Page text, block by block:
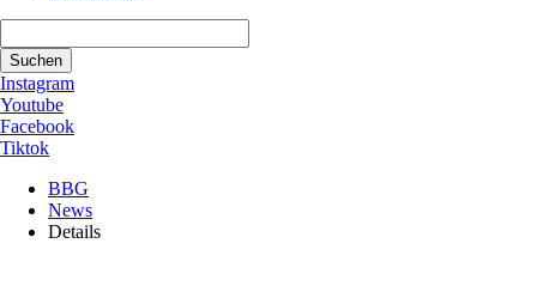
Suchen
Instagram
Youtube
Facebook
Tiktok
BBG
News
Details